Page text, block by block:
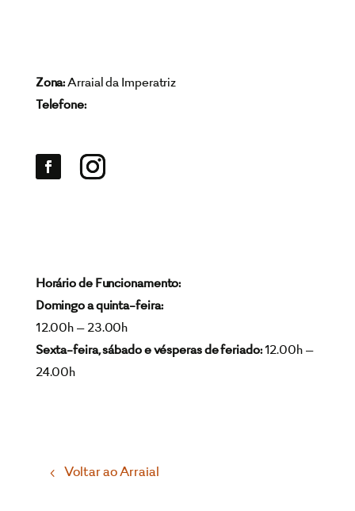
Zona:Arraial da Imperatriz
Telefone:
Horário de Funcionamento:
Domingo a quinta-feira:
12.00h – 23.00h
Sexta-feira, sábado e vésperas de feriado:12.00h –
24.00h
Voltar ao Arraial